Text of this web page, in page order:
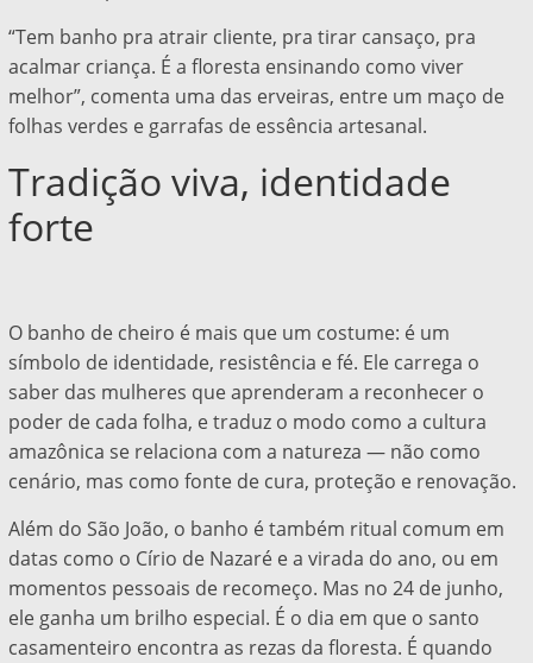
“Tem banho pra atrair cliente, pra tirar cansaço, pra
acalmar criança. É a floresta ensinando como viver
melhor”, comenta uma das erveiras, entre um maço de
folhas verdes e garrafas de essência artesanal.
Tradição viva, identidade
forte
O banho de cheiro é mais que um costume: é um
símbolo de identidade, resistência e fé. Ele carrega o
saber das mulheres que aprenderam a reconhecer o
poder de cada folha, e traduz o modo como a cultura
amazônica se relaciona com a natureza — não como
cenário, mas como fonte de cura, proteção e renovação.
Além do São João, o banho é também ritual comum em
datas como o Círio de Nazaré e a virada do ano, ou em
momentos pessoais de recomeço. Mas no 24 de junho,
ele ganha um brilho especial. É o dia em que o santo
casamenteiro encontra as rezas da floresta. É quando